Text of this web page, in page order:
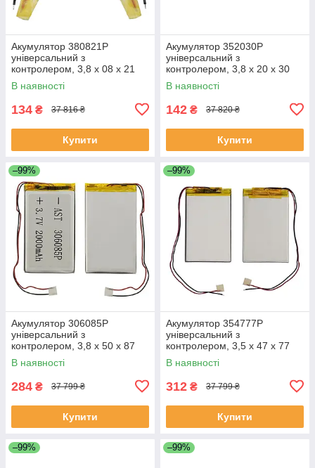
Акумулятор 380821P
універсальний з
контролером, 3,8 х 08 х 21
мм (35 mAh)/ для TWS
навушників, bluetooth
В наявності
134 ₴ 37 816 ₴
Купити
Акумулятор 352030P
універсальний з
контролером, 3,8 х 20 х 30
мм (250 mAh)/ для TWS
навушників, bluetooth
В наявності
142 ₴ 37 820 ₴
Купити
–99%
Акумулятор 306085P
універсальний з
контролером, 3,8 х 50 х 87
мм (1100 mAh)/ для
смартфона, планшета
В наявності
284 ₴ 37 799 ₴
Купити
–99%
Акумулятор 354777P
універсальний з
контролером, 3,5 х 47 х 77
мм (1350 mAh)/ для
смартфона, планшета
В наявності
312 ₴ 37 799 ₴
Купити
–99% –99%